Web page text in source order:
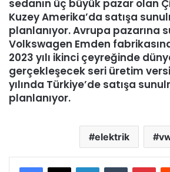
sedanın üç büyük pazar olan
Kuzey Amerika’da satışa
planlanıyor. Avrupa pazarına
Volkswagen Emden
2023 yılı ikinci çeyreğinde
gerçekleşecek seri üretim
yılında Türkiye’de satışa
planlanıyor.
elektrik
LinkedInTumblr